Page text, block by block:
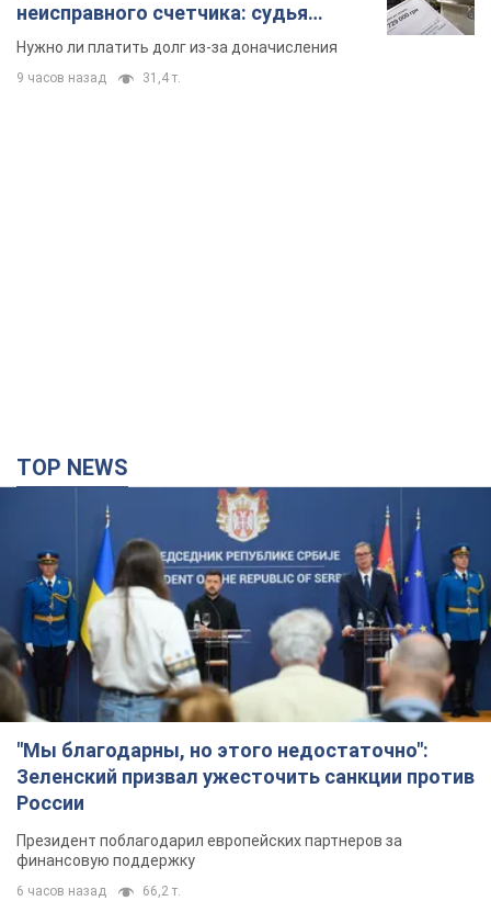
неисправного счетчика: судья
вынес неожиданное решение
Нужно ли платить долг из-за доначисления
9 часов назад 31,4 т.
TOP NEWS
"Мы благодарны, но этого недостаточно":
Зеленский призвал ужесточить санкции против
России
Президент поблагодарил европейских партнеров за
финансовую поддержку
6 часов назад 66,2 т.